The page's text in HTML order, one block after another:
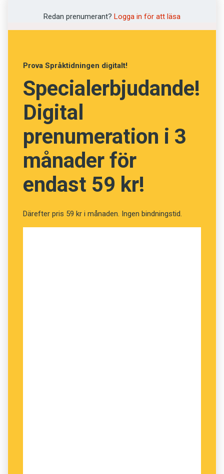
Prenumerera
Press
Redan prenumerant? Logga in för att läsa
Prova Språktidningen digitalt!
Specialerbjudande!
Digital
prenumeration i 3
månader för
endast 59 kr!
Därefter pris 59 kr i månaden. Ingen bindningstid.